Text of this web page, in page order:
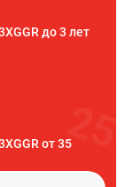
до 3 лет
от 35